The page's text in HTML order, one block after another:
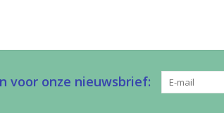
voor onze nieuwsbrief: